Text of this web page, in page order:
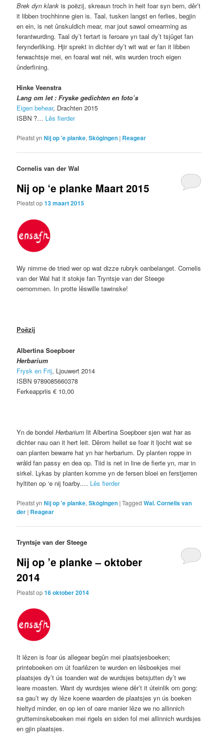
Brek dyn klank is poëzij, skreaun troch in heit foar syn bern, dêr’t
it libben trochhinne gien is. Taal, tusken langst en ferlies, begjin
en ein, is net ûnskuldich mear, mar jout sawol omearming as
ferantwurding. Taal dy’t fertart is feroare yn taal dy’t tsjûget fan
ferynderliking. Hjir sprekt in dichter dy’t wit wat er fan it libben
ferwachtsje mei, en foaral wat nét, wiis wurden troch eigen
ûnderfining.
Hinke Veenstra
Lang om let : Fryske gedichten en foto’s
Eigen behear, Drachten 2015
ISBN ?… Lês fierder
Pleatst yn Nij op 'e planke,Skôgingen | Reagear
Cornelis van der Wal
Nij op ‘e planke Maart 2015
Pleatst op13 maart 2015
Wy nimme de tried wer op wat dizze rubryk oanbelanget. Cornelis
van der Wal hat it stokje fan Tryntsje van der Steege
oernommen. In protte lêswille tawinske!
Poëzij
Albertina Soepboer
Herbarium
Frysk en Frij, Ljouwert 2014
ISBN 9789085660378
Ferkeappriis € 10,00
Yn de bondelHerbarium lit Albertina Soepboer sjen wat har as
dichter nau oan it hert leit. Dêrom hellet se foar it ljocht wat se
oan planten bewarre hat yn har herbarium. Dy planten roppe in
wrâld fan passy en dea op. Tiid is net in line de fierte yn, mar in
sirkel. Lykas by planten komme yn de fersen bloei en ferstjerren
hyltiten op ‘e nij foarby.… Lês fierder
Pleatst yn Nij op 'e planke,Skôgingen |Tagged Wal. Cornelis van
der | Reagear
Tryntsje van der Steege
Nij op ’e planke – oktober
2014
Pleatst op16 oktober 2014
It lêzen is foar ús allegear begûn mei plaatsjesboeken;
printeboeken om út foarlêzen te wurden en lêsboekjes mei
plaatsjes dy’t ús toanden wat de wurdsjes betsjutten dy’t we
leare moasten. Want dy wurdsjes wiene dêr’t it úteinlik om gong:
sa gau’t wy dy lêze koene waarden de plaatsjes yn ús boeken
hieltyd minder, en op ien of oare manier lêze we no allinnich
grutteminskeboeken mei rigels en siden fol mei allinnich wurdsjes
en gjin plaatsjes.